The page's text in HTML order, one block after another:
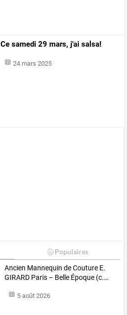
Ce samedi 29 mars, j'ai salsa!
24 mars 2025
Populaires
Ancien Mannequin deCouture E.
GIRARD Paris – Belle Époque (c.…
5 août 2026